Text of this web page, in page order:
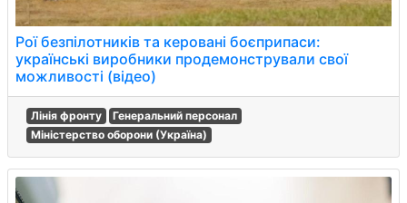
Рої безпілотників та керовані боєприпаси:
українські виробники продемонстрували свої
можливості (відео)
Лінія фронту
Генеральний персонал
Міністерство оборони (Україна)